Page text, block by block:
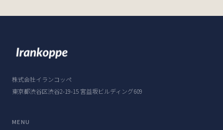
株式会社イランコッペ
東京都渋谷区渋谷2-19-15 宮益坂ビルディング609
MENU